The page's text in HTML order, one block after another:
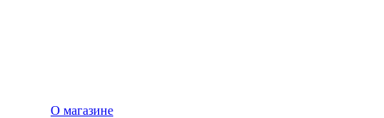
О магазине